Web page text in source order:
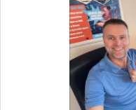
32. Standaarddeviatie
33. Stelling van fermat
34. Stelling van Pythagoras